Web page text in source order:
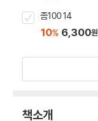
좀100 14
10% 6,300원
책소개